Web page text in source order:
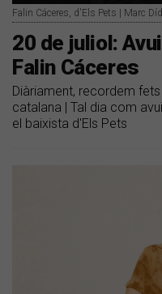
Falin Cáceres, d'Els Pets | Marc
20 de juliol:
Falin Cáceres
Diàriament, recordem
catalana | Tal dia com
el baixista d'Els Pets